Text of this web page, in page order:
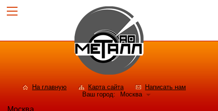
На главную Карта сайта
Написать нам
Ваш город:
Москва
Москва